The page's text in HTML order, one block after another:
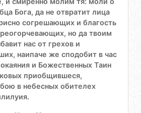
Бога, да не отвратит лица
согрешающих и благость
но да твоим
нас от грехов и
наипаче же сподобит в час
и Божественных Таин
приобщившеся,
в небесных обителех